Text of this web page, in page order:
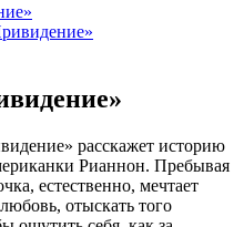
расскажет историю
Рианнон. Пребывая
естественно, мечтает
отыскать того